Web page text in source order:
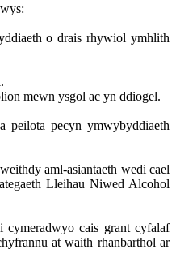
o drais rhywiol ymhlith
mewn ysgol ac yn ddiogel.
peilota pecyn ymwybyddiaeth
aml-asiantaeth wedi cael
Lleihau Niwed Alcohol
cais grant cyfalaf
at waith rhanbarthol ar